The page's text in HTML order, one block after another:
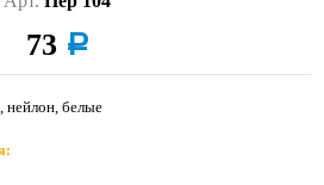
73 a
белые